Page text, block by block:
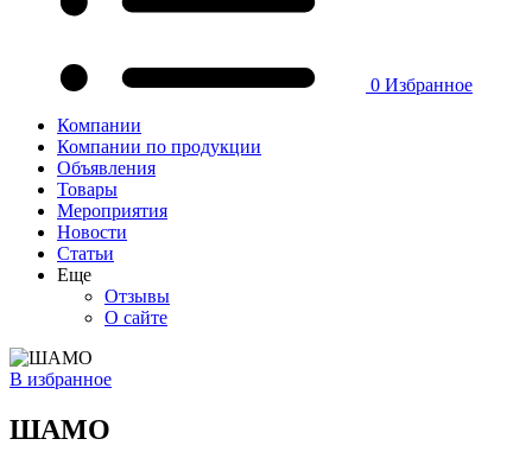
0 Избранное
Компании
Компании по продукции
Объявления
Товары
Мероприятия
Новости
Статьи
Еще
Отзывы
О сайте
В избранное
ШАМО